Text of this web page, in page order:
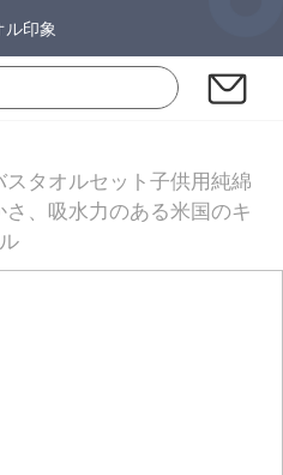
ル印象
タオルセット子供用純綿
、吸水力のある米国のキ